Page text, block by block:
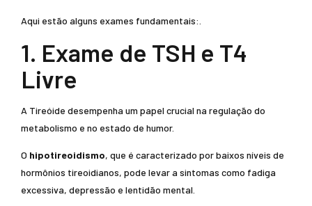
Aqui estão alguns exames fundamentais:.
1. Exame de TSH e T4
Livre
A Tireóide desempenha um papel crucial na regulação do
metabolismo e no estado de humor.
O hipotireoidismo, que é caracterizado por baixos níveis de
hormônios tireoidianos, pode levar a sintomas como fadiga
excessiva, depressão e lentidão mental.